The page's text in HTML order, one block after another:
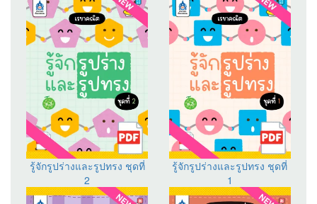
รู้จักรูปร่างและรูปทรง ชุดที่
2
รู้จักรูปร่างและรูปทรง ชุดที่
1